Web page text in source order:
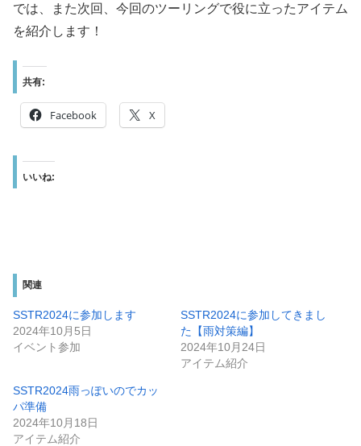
では、また次回、今回のツーリングで役に立ったアイテム
を紹介します！
共有:
Facebook X
いいね:
関連
SSTR2024に参加します
2024年10月5日
イベント参加
SSTR2024に参加してきまし
た【雨対策編】
2024年10月24日
アイテム紹介
SSTR2024雨っぽいのでカッ
パ準備
2024年10月18日
アイテム紹介